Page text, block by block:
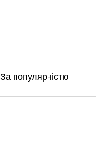
За популярністю